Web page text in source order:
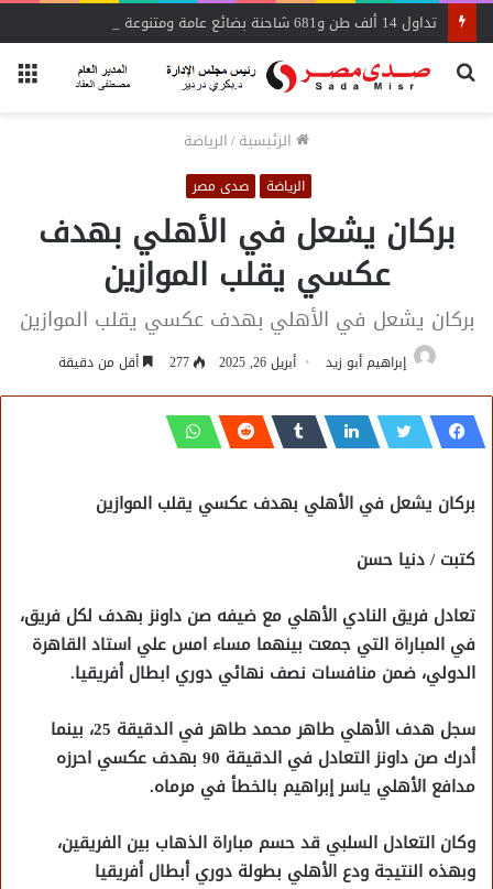
بحث
الرئيسية/الرياضة
الرياضة صدى مصر
بركان يشعل في الأهلي بهدف
عكسي يقلب الموازين
بركان يشعل في الأهلي بهدف عكسي يقلب الموازين
إبراهيم أبو زيد أبريل 26, 2025 277 أقل من دقيقة
بركان يشعل في الأهلي بهدف عكسي يقلب الموازين
كتبت / دنيا حسن
تعادل فريق النادي الأهلي مع ضيفه صن داونز بهدف لكل فريق،
في المباراة التي جمعت بينهما مساء امس علي استاد القاهرة
الدولي، ضمن منافسات نصف نهائي دوري ابطال أفريقيا.
سجل هدف الأهلي طاهر محمد طاهر في الدقيقة 25، بينما
أدرك صن داونز التعادل في الدقيقة 90 بهدف عكسي احرزه
مدافع الأهلي ياسر إبراهيم بالخطأ في مرماه.
وكان التعادل السلبي قد حسم مباراة الذهاب بين الفريقين،
وبهذه النتيجة ودع الأهلي بطولة دوري أبطال أفريقيا